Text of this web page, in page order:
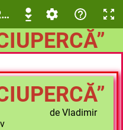
Poveste ,,SUB